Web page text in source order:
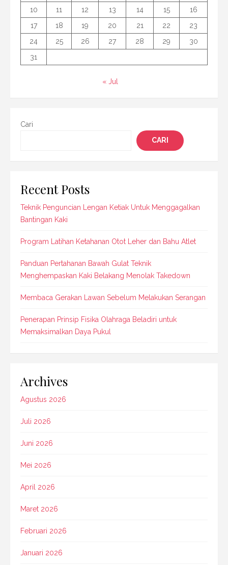
10
11 12 13 14 15
16
17
18 19 20 21 22
23
24
25 26 27 28 29
30
31
« Jul
Cari
CARI
Recent Posts
Teknik Penguncian Lengan Ketiak Untuk Menggagalkan
Bantingan Kaki
Program Latihan Ketahanan Otot Leher dan Bahu Atlet
Panduan Pertahanan Bawah Gulat Teknik
Menghempaskan Kaki Belakang Menolak Takedown
Membaca Gerakan Lawan Sebelum Melakukan Serangan
Penerapan Prinsip Fisika Olahraga Beladiri untuk
Memaksimalkan Daya Pukul
Archives
Agustus 2026
Juli 2026
Juni 2026
Mei 2026
April 2026
Maret 2026
Februari 2026
Januari 2026